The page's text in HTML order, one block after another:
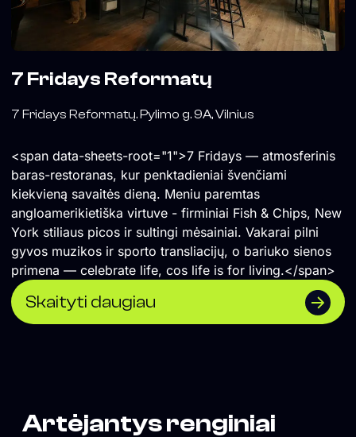
7 Fridays Reformatų
7 Fridays Reformatų. Pylimo g. 9A, Vilnius
<span data-sheets-root="1">7 Fridays — atmosferinis
baras-restoranas, kur penktadieniai švenčiami
kiekvieną savaitės dieną. Meniu paremtas
angloamerikietiška virtuve - firminiai Fish & Chips, New
York stiliaus picos ir sultingi mėsainiai. Vakarai pilni
gyvos muzikos ir sporto transliacijų, o bariuko sienos
primena — celebrate life, cos life is for living.</span>
Skaityti daugiau
Artėjantys renginiai